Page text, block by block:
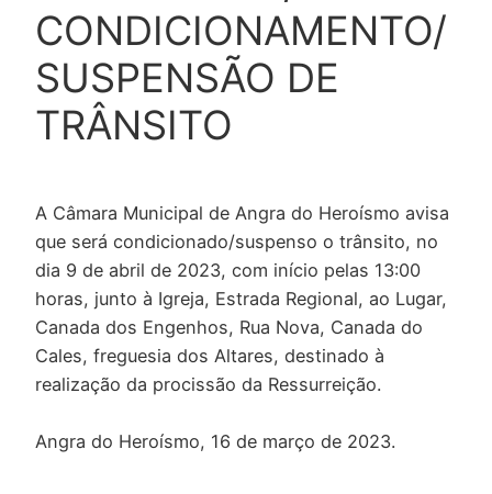
CONDICIONAMENTO/
SUSPENSÃO DE
TRÂNSITO
A Câmara Municipal de Angra do Heroísmo avisa
que será condicionado/suspenso o trânsito, no
dia 9 de abril de 2023, com início pelas 13:00
horas, junto à Igreja, Estrada Regional, ao Lugar,
Canada dos Engenhos, Rua Nova, Canada do
Cales, freguesia dos Altares, destinado à
realização da procissão da Ressurreição.
Angra do Heroísmo, 16 de março de 2023.